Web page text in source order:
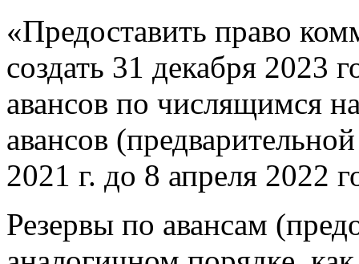
«Предоставить право
создать 31 декабря 2023
авансов по числящимся
авансов
2021 г. до 8 апреля 2022
Резервы по авансам